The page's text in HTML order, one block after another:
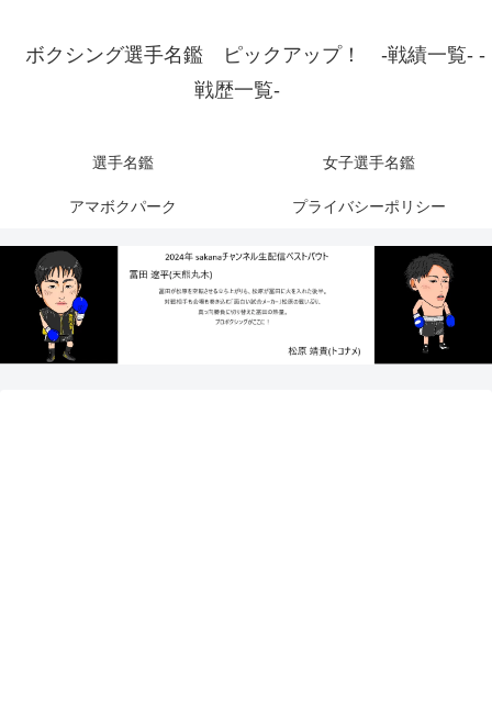
ボクシング選手名鑑 ピックアップ！ -戦績一覧- -
戦歴一覧-
選手名鑑 女子選手名鑑
アマボクパーク プライバシーポリシー